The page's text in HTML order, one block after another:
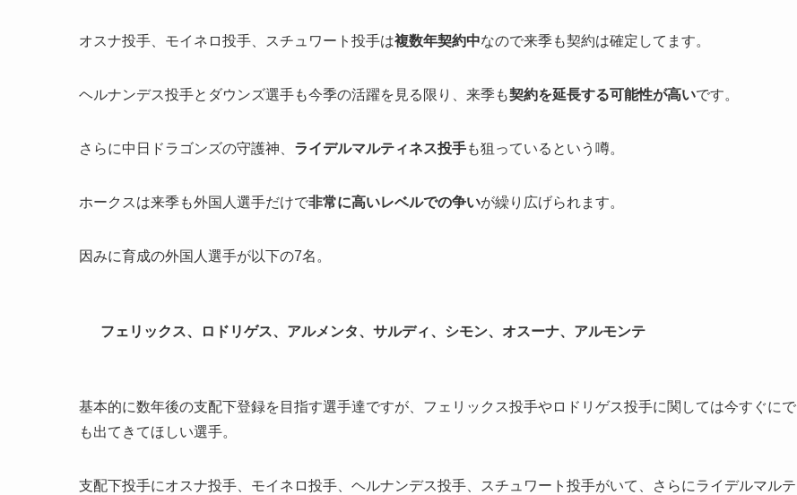
オスナ投手、モイネロ投手、スチュワート投手は複数年契約中なので来季も契約は確定してます。
ヘルナンデス投手とダウンズ選手も今季の活躍を見る限り、来季も契約を延長する可能性が高いです。
さらに中日ドラゴンズの守護神、 ライデルマルティネス投手も狙っているという噂。
ホークスは来季も外国人選手だけで非常に高いレベルでの争いが繰り広げられます。
因みに育成の外国人選手が以下の7名。
フェリックス、ロドリゲス、アルメンタ、サルディ、シモン、オスーナ、アルモンテ
基本的に数年後の支配下登録を目指す選手達ですが、フェリックス投手やロドリゲス投手に関しては今すぐにで
も出てきてほしい選手。
支配下投手にオスナ投手、モイネロ投手、ヘルナンデス投手、スチュワート投手がいて、さらにライデルマルテ